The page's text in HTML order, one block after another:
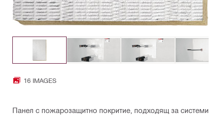
16 IMAGES
Панел с пожарозащитно покритие, подходящ за системи